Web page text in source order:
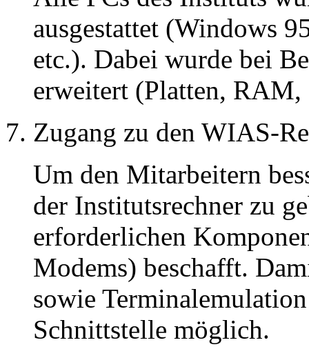
ausgestattet (Windows
etc.). Dabei wurde bei
erweitert (Platten,
Zugang zu den WIAS-
Um den Mitarbeitern
der Institutsrechner zu
erforderlichen
Modems) beschafft.
sowie
Schnittstelle möglich.